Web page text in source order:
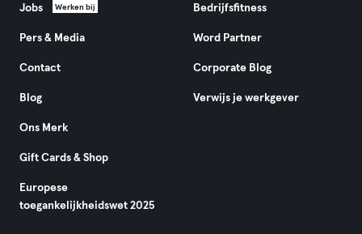
Jobs Werken bij
Pers & Media
Contact
Blog
Ons Merk
Gift Cards & Shop
Europese
toegankelijkheidswet 2025
Bedrijfsfitness
Word Partner
Corporate Blog
Verwijs je werkgever